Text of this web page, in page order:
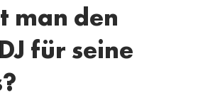
man den
für seine